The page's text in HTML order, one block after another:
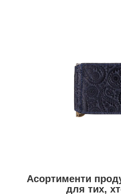
Асортименти
для тих,